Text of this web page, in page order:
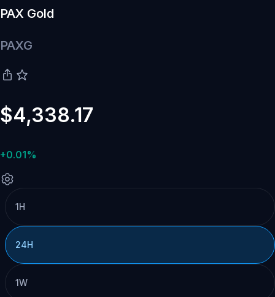
PAX Gold
PAXG
$4,338.17
+0.01%
1H
24H
1W